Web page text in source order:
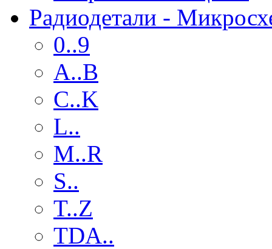
Радиодетали -
0..9
A..B
C..K
L..
M..R
S..
T..Z
TDA..